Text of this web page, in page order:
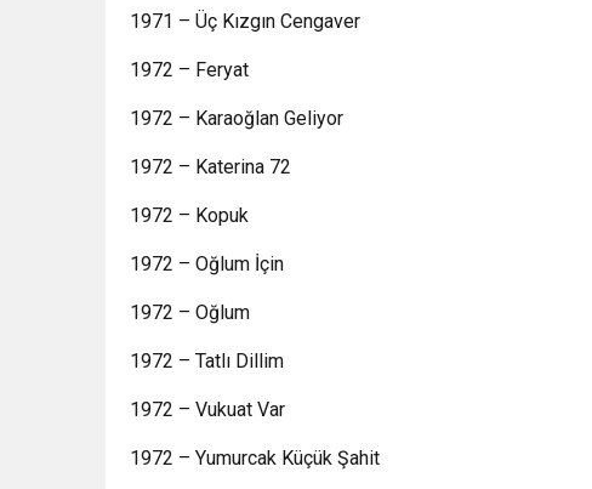
1971 – Üç Kızgın Cengaver
1972 – Feryat
1972 – Karaoğlan Geliyor
1972 – Katerina 72
1972 – Kopuk
1972 – Oğlum İçin
1972 – Oğlum
1972 – Tatlı Dillim
1972 – Vukuat Var
1972 – Yumurcak Küçük Şahit